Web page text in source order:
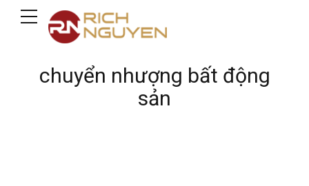
chuyển nhượng bất động
sản